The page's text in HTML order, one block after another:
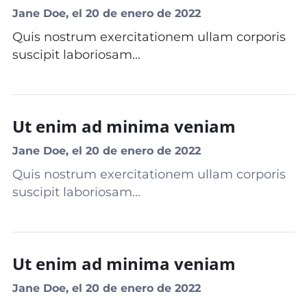
Jane Doe, el 20 de enero de 2022
Quis nostrum exercitationem ullam corporis
suscipit laboriosam...
Ut enim ad minima veniam
Jane Doe, el 20 de enero de 2022
Quis nostrum exercitationem ullam corporis
suscipit laboriosam...
Ut enim ad minima veniam
Jane Doe, el 20 de enero de 2022